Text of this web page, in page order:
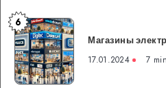
Магазины
электроники
в
Швейцарии
6
Магазины
17.01.2024 7